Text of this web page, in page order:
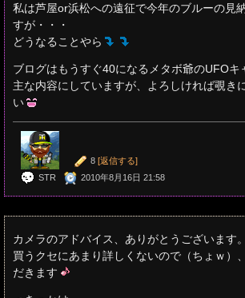
私は芦屋or浜松への遠征で今年のブルーの見
すが・・・
どうなることやら
ブログはもうすぐ40になるメタボ爺のUFOキ
主な内容にしていますが、よろしければ覗き
い
8 [返信する]
STR
2010年8月16日 21:58
カメラのアドバイス、ありがとうございます。
買うクセにあまり詳しくないので（ちょｗ）
だきます